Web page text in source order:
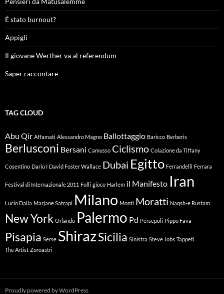
É stato burnout?
Appigli
Il giovane Werther va al referendum
Saper raccontare
TAG CLOUD
Abu Qir Affamati Alessandro Magno Ballottaggio Baricco Berberis
Berlusconi Bersani Camusso Ciclismo Colazione da Tiffany
Cosentino Dario I David Foster Wallace Dubai Egitto Ferrandelli Ferrara
Festival di Internazionale 2011 Folli gioco Harlem il Manifesto Iran
Lucio Dalla Marjane Satrapi Milano Monti Moratti Naqsh-e Rustam
New York Orlando Palermo Pd Persepoli Pippo Fava
Pisapia Serse ShirazSicilia Sinistra Steve Jobs Tappeti
The Artist Zoroastri
Proudly powered by WordPress